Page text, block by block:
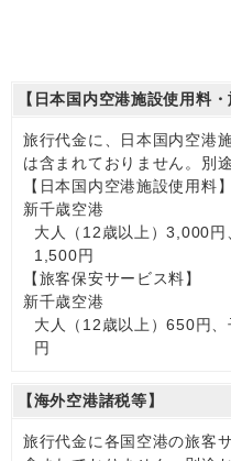
【日本国内空港施設使用料
旅行代金に、日本国内空港
は含まれておりません。別
【日本国内空港施設使用料】
新千歳空港
大人（12歳以上）3,000円
1,500円
【旅客保安サービス料】
新千歳空港
大人（12歳以上）650円
円
【海外空港諸税等】
旅行代金に各国空港の旅客